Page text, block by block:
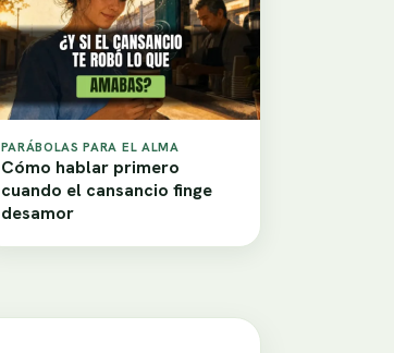
PARÁBOLAS PARA EL ALMA
Cómo hablar primero
cuando el cansancio finge
desamor